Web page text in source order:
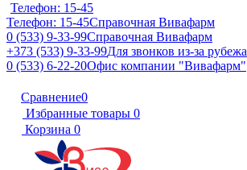
Телефон: 15-45
Телефон: 15-45Справочная Вивафарм
0 (533) 9-33-99Справочная Вивафарм
+373 (533) 9-33-99Для звонков из-за рубежа
0 (533) 6-22-20Офис компании "Вивафарм"
Сравнение0
Избранные товары 0
Корзина 0